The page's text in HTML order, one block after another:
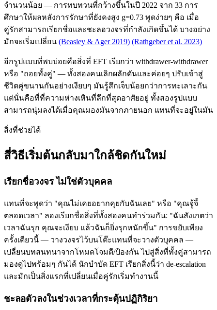
จำนวนน้อย — การทบทวนที่กว้างขึ้นในปี 2022 จาก 33 การ
ศึกษาให้ผลหลังการรักษาที่ยังคงสูง g=0.73 พูดง่ายๆ คือ เมื่อ
คู่รักสามารถเรียกชื่อและชะลอวงจรที่กำลังเกิดขึ้นได้ บางอย่าง
มักจะเริ่มเปลี่ยน (Beasley & Ager 2019) (Rathgeber et al. 2023)
อีกรูปแบบที่พบบ่อยคือสิ่งที่ EFT เรียกว่า withdrawer-withdrawer
หรือ "ถอยทั้งคู่" — ทั้งสองคนเลิกผลักดันและค่อยๆ ปรับเข้าสู่
ชีวิตคู่ขนานกันอย่างเงียบๆ มันรู้สึกเจ็บน้อยกว่าการทะเลาะกัน
แต่นั่นคือที่ที่ความห่างเหินที่ลึกที่สุดอาศัยอยู่ ทั้งสองรูปแบบ
สามารถนุ่มลงได้เมื่อคุณมองมันจากภายนอก แทนที่จะอยู่ในมัน
สิ่งที่ช่วยได้
สี่วิธีเริ่มต้นกลับมาใกล้ชิดกันใหม่
เรียกชื่อวงจร ไม่ใช่ตัวบุคคล
แทนที่จะพูดว่า "คุณไม่เคยอยากคุยกับฉันเลย" หรือ "คุณจู้จี้
ตลอดเวลา" ลองเรียกชื่อสิ่งที่ทั้งสองคนทำร่วมกัน: "ฉันสังเกตว่า
เวลาฉันรุก คุณจะเงียบ แล้วฉันก็ยิ่งรุกหนักขึ้น" การขยับเพียง
ครั้งเดียวนี้ — วางวงจรไว้บนโต๊ะแทนที่จะวางตัวบุคคล —
เปลี่ยนบทสนทนาจากโหมดโจมตี/ป้องกัน ไปสู่สิ่งที่ทั้งคู่สามารถ
มองดูไปพร้อมๆ กันได้ นักบำบัด EFT เรียกสิ่งนี้ว่า de-escalation
และมักเป็นสิ่งแรกที่เปลี่ยนเมื่อคู่รักเริ่มทำงานนี้
ชะลอตัวลงในช่วงเวลาที่กระตุ้นปฏิกิริยา